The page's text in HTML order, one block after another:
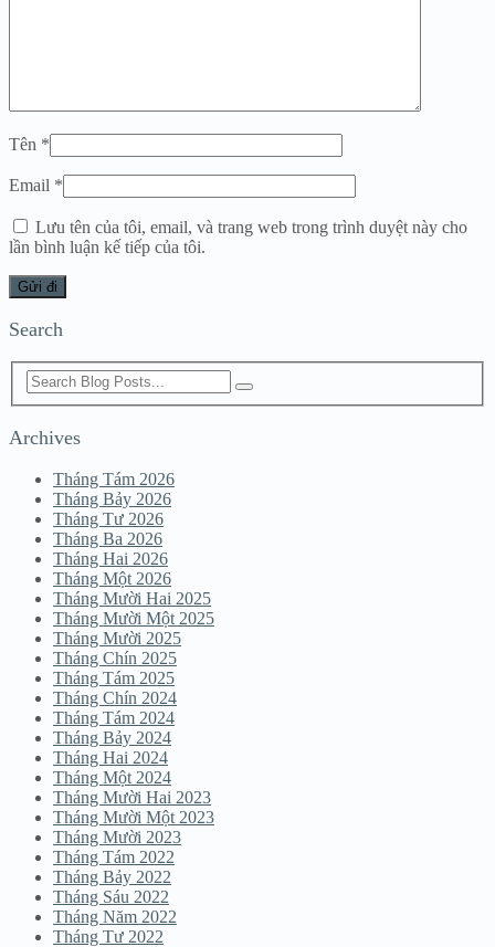
Tên *
Email *
Lưu tên của tôi, email, và trang web trong trình duyệt này cho
lần bình luận kế tiếp của tôi.
Search
Archives
Tháng Tám 2026
Tháng Bảy 2026
Tháng Tư 2026
Tháng Ba 2026
Tháng Hai 2026
Tháng Một 2026
Tháng Mười Hai 2025
Tháng Mười Một 2025
Tháng Mười 2025
Tháng Chín 2025
Tháng Tám 2025
Tháng Chín 2024
Tháng Tám 2024
Tháng Bảy 2024
Tháng Hai 2024
Tháng Một 2024
Tháng Mười Hai 2023
Tháng Mười Một 2023
Tháng Mười 2023
Tháng Tám 2022
Tháng Bảy 2022
Tháng Sáu 2022
Tháng Năm 2022
Tháng Tư 2022